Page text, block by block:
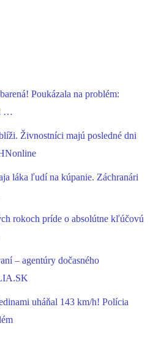
Poukázala na problém:
…
Živnostníci majú posledné dni
láka ľudí na kúpanie. Záchranári
rokoch príde o absolútne kľúčovú
– agentúry dočasného
uháňal 143 km/h! Polícia